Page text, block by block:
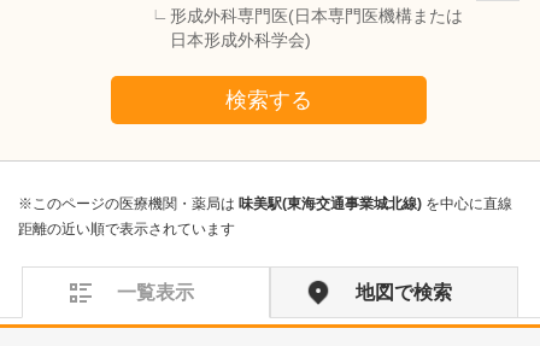
形成外科専門医(日本専門医機構または
日本形成外科学会)
検索する
※このページの医療機関・薬局は 味美駅(東海交通事業城北線) を中心に直線
距離の近い順で表示されています
一覧表示 地図で検索